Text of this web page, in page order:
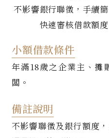
不影響銀行聯徵，手續
快速審核借款額
小額借款條件
年滿18歲之企業主、攤
闆。
備註說明
不影響聯徵及銀行額度